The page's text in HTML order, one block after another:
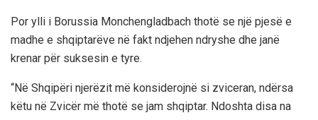
Por ylli i Borussia Monchengladbach thotë se një pjesë e
madhe e shqiptarëve në fakt ndjehen ndryshe dhe janë
krenar për suksesin e tyre.
“Në Shqipëri njerëzit më konsiderojnë si zviceran, ndërsa
këtu në Zvicër më thotë se jam shqiptar. Ndoshta disa na